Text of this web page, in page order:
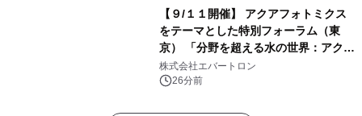
【９/１１開催】 アクアフォトミクス
をテーマとした特別フォーラム（東
京） 「分野を超える水の世界：アクア
フォトミクスが切り拓く新しい科学の
地平」を開催
株式会社エバートロン
26分前